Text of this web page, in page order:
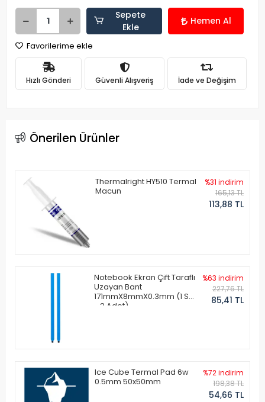
Sepete
Ekle
Hemen Al
Favorilerime ekle
Hızlı Gönderi Güvenli Alışveriş İade ve Değişim
Önerilen Ürünler
Thermalright HY510 Termal
Macun
%31 indirim
165,13 TL
113,88 TL
Notebook Ekran Çift Taraflı
Uzayan Bant
171mmX8mmX0.3mm (1 Set
- 2 Adet)
%63 indirim
227,76 TL
85,41 TL
Ice Cube Termal Pad 6w
0.5mm 50x50mm
%72 indirim
198,38 TL
54,66 TL